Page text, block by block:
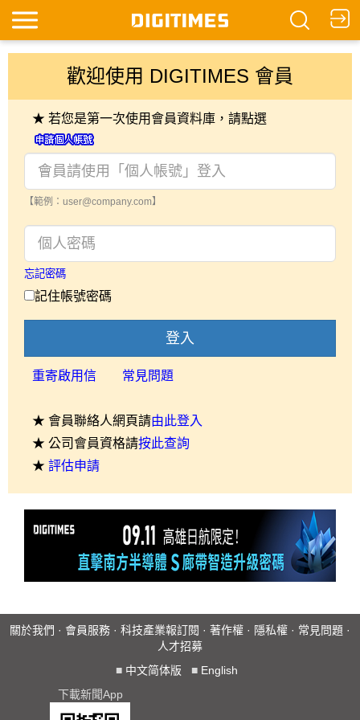
歡迎使用 DIGITIMES 會員
★ 若您是第一次使用會員資料庫，請點選
【範例：user@company.com】
忘記密碼
記住帳號密碼
登入
重寄啟用信 常見問題
★ 會員聯絡人網頁請由此登入
★ 公司會員資格請按此查詢
★ 評估申請
關於我們 · 會員服務 · 科技產業報訂閱 · 著作權 · 隱私權 · 常見問題 ·
人才招募
■ 中文简体版 ■ English
下載新聞App